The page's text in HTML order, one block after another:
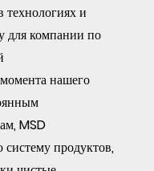
технологиях и
для компании по
нашего
MSD
продуктов,